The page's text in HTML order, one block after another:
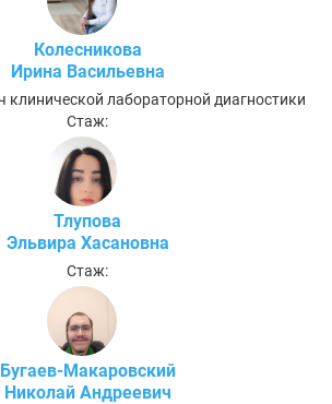
Колесникова
Ирина Васильевна
клинической лабораторной диагностики
Стаж:
Тлупова
Эльвира Хасановна
Стаж:
Бугаев-Макаровский
Николай Андреевич